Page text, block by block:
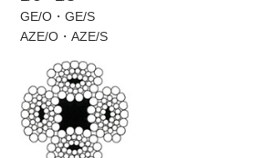
GE/O・GE/S
AZE/O・AZE/S